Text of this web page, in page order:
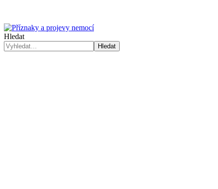
Hledat
Hledat